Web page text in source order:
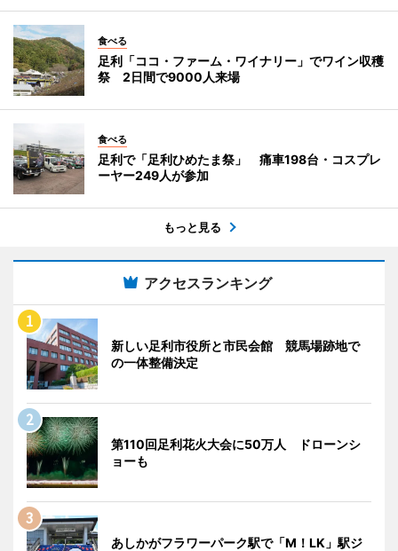
食べる
足利「ココ・ファーム・ワイナリー」でワイン収穫
祭 2日間で9000人来場
食べる
足利で「足利ひめたま祭」 痛車198台・コスプレ
ーヤー249人が参加
もっと見る
アクセスランキング
新しい足利市役所と市民会館 競馬場跡地で
の一体整備決定
第110回足利花火大会に50万人 ドローンシ
ョーも
あしかがフラワーパーク駅で「M！LK」駅ジ